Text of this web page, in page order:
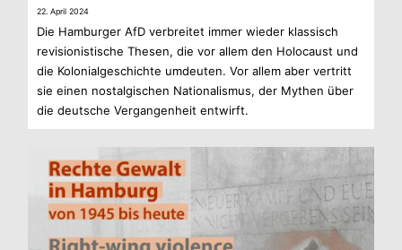
22. April 2024
Die Ham­bur­ger AfD ver­brei­tet immer wie­der klas­sisch
revi­sio­nis­ti­sche The­sen, die vor allem den Holo­caust und
die Kolo­ni­al­ge­schichte umdeu­ten. Vor allem aber ver­tritt
sie einen nost­al­gi­schen Natio­na­lis­mus, der Mythen über
die deut­sche Ver­gan­gen­heit entwirft.